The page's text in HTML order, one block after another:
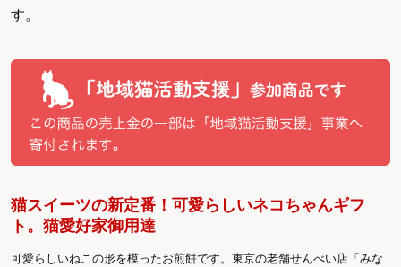
す。
猫スイーツの新定番！可愛らしいネコちゃんギフ
ト。猫愛好家御用達
可愛らしいねこの形を模ったお煎餅です。東京の老舗せんべい店「みな